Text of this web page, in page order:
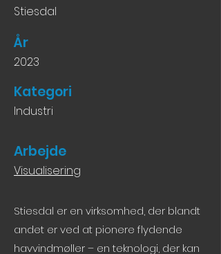
Stiesdal
År
2023
Kategori
Industri
Arbejde
Visualisering
Stiesdal er en virksomhed, der blandt
andet er ved at pionere flydende
havvindmøller – en teknologi, der kan